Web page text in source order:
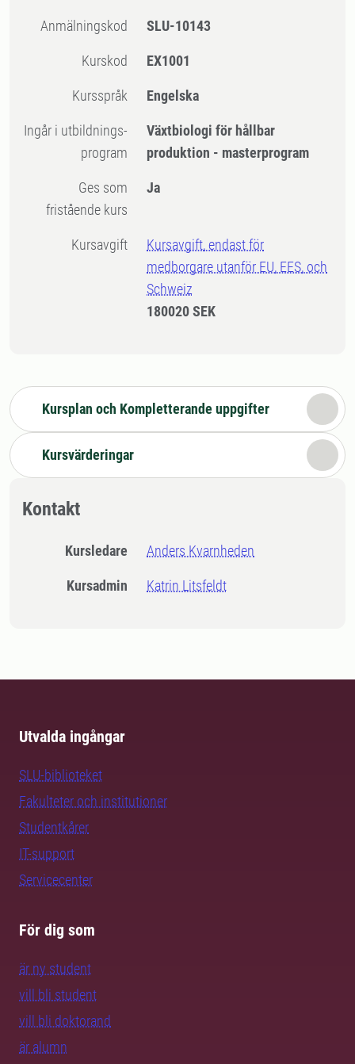
Anmälningskod SLU-10143
Kurskod EX1001
Kursspråk Engelska
Ingår i utbildnings-
program
Växtbiologi för hållbar
produktion - masterprogram
Ges som
fristående kurs
Ja
Kursavgift
Kursavgift, endast för
medborgare utanför EU, EES, och
Schweiz
180020 SEK
Kursplan och Kompletterande uppgifter
Kursvärderingar
Kontakt
Kursledare Anders Kvarnheden
Kursadmin Katrin Litsfeldt
Utvalda ingångar
SLU-biblioteket
Fakulteter och institutioner
Studentkårer
IT-support
Servicecenter
För dig som
är ny student
vill bli student
vill bli doktorand
är alumn